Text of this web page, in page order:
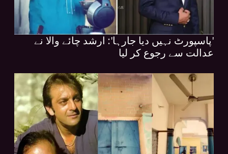
'پاسپورٹ نہیں دیا جارہا': ارشد چائے والا نے
عدالت سے رجوع کر لیا